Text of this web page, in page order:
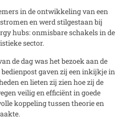
in de ontwikkeling van een
en werd stilgestaan bij
hubs: onmisbare schakels in de
sector.
de dag was het bezoek aan de
gaven zij een inkijkje in
en lieten zij zien hoe zij de
veilig en efficiënt in goede
koppeling tussen theorie en